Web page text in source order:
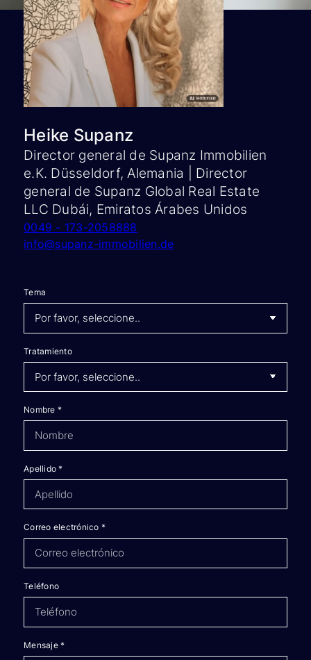
Heike Supanz
Director general de Supanz Immobilien
e.K. Düsseldorf, Alemania | Director
general de Supanz Global Real Estate
LLC Dubái, Emiratos Árabes Unidos
0049 - 173-2058888
info@supanz-immobilien.de
Tema
Tratamiento
Nombre *
Apellido*
Correo electrónico *
Teléfono
Mensaje*